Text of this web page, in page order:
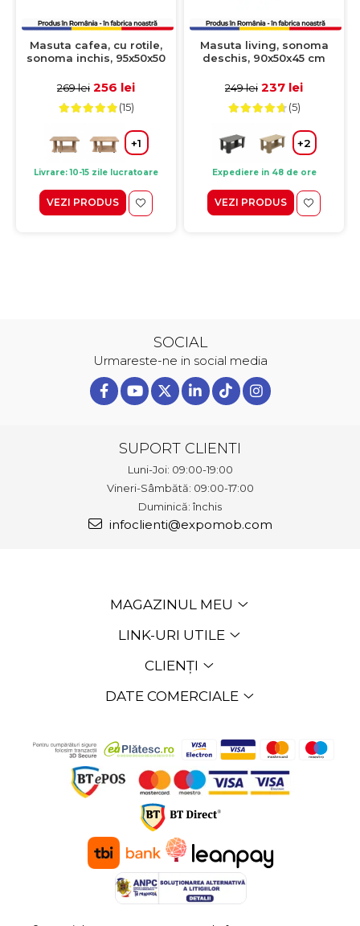
Masuta cafea, cu rotile,
sonoma inchis, 95x50x50
269 lei 256 lei
(15)
+1
Livrare: 10-15 zile lucratoare
VEZI PRODUS
Masuta living, sonoma
deschis, 90x50x45 cm
249 lei 237 lei
(5)
+2
Expediere in 48 de ore
VEZI PRODUS
SOCIAL
Urmareste-ne in social media
SUPORT CLIENTI
Luni-Joi: 09:00-19:00
Vineri-Sâmbătă: 09:00-17:00
Duminică: închis
infoclienti@expomob.com
MAGAZINUL MEU
LINK-URI UTILE
CLIENȚI
DATE COMERCIALE